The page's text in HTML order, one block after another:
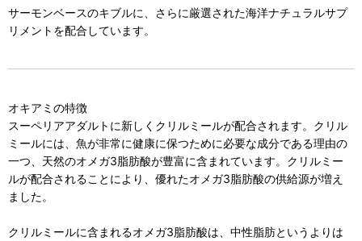
サーモンベースのキブルに、さらに厳選された海洋ナチュラルサプ
リメントを配合しています。
オキアミの特徴
スーペリアアダルトに新しくクリルミールが配合されます。クリル
ミールには、魚が非常に健康に保つために必要な成分である理由の
一つ、天然のオメガ3脂肪酸が豊富に含まれています。クリルミー
ルが配合されることにより、優れたオメガ3脂肪酸の供給源が増え
ました。
クリルミールに含まれるオメガ3脂肪酸は、中性脂肪というよりは